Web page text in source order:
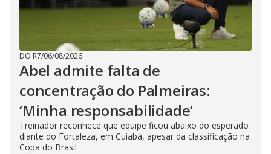
DO R7/06/08/2026
Abel admite falta de
concentração do Palmeiras:
‘Minha responsabilidade’
Treinador reconhece que equipe ficou abaixo do esperado
diante do Fortaleza, em Cuiabá, apesar da classificação na
Copa do Brasil